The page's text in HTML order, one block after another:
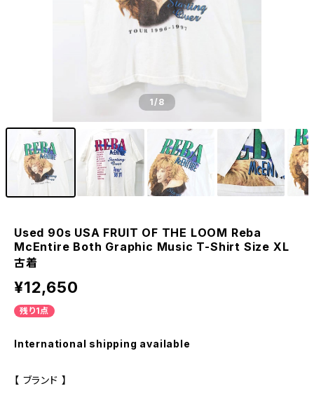
1/8
Used 90s USA FRUIT OF THE LOOM Reba
McEntire Both Graphic Music T-Shirt Size XL
古着
¥12,650
残り1点
International shipping available
【 ブランド 】